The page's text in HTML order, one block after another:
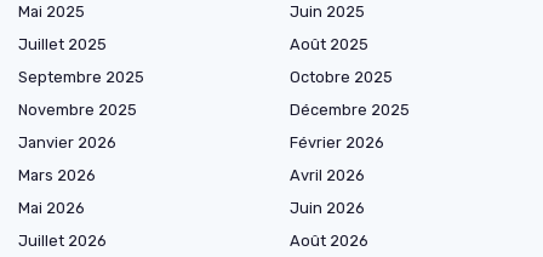
Mai 2025
Juin 2025
Juillet 2025
Août 2025
Septembre 2025
Octobre 2025
Novembre 2025
Décembre 2025
Janvier 2026
Février 2026
Mars 2026
Avril 2026
Mai 2026
Juin 2026
Juillet 2026
Août 2026